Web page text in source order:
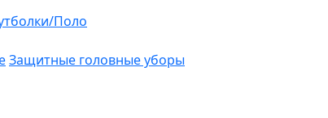
Поло
Защитные головные уборы